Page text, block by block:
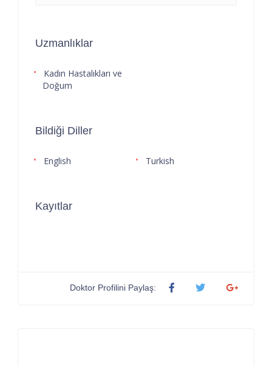
Uzmanlıklar
Kadın Hastalıkları ve
Doğum
Bildiği Diller
English Turkish
Kayıtlar
Doktor Profilini Paylaş: